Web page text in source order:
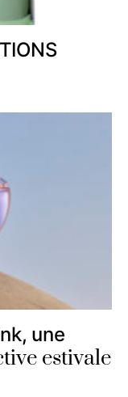
une
estivale